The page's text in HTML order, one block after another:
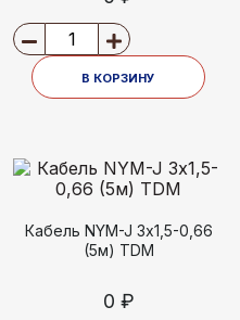
В КОРЗИНУ
Кабель NYM-J 3х1,5-0,66
(5м) TDM
0 ₽